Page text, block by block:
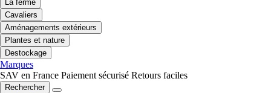
La ferme
Cavaliers
Aménagements extérieurs
Plantes et nature
Destockage
Marques
SAV en France Paiement sécurisé Retours faciles
Rechercher